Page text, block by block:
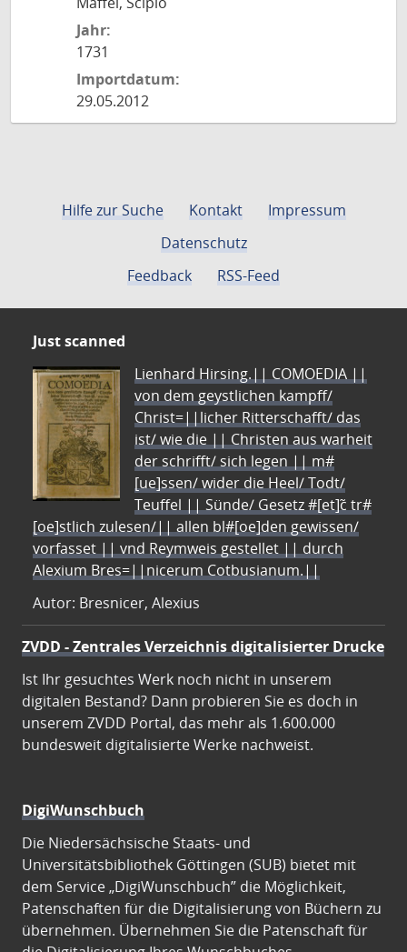
Jahr:
1731
Importdatum:
29.05.2012
Hilfe zur Suche Kontakt
Impressum
Datenschutz
Feedback
RSS-Feed
Just scanned
Lienhard Hirsing.|| COMOEDIA ||
von dem geystlichen kampff/
Christ=||licher Ritterschafft/ das
ist/ wie die || Christen aus warheit
der schrifft/ sich legen || m#
[ue]ssen/ wider die Heel/ Todt/
Teuffel || Sünde/ Gesetz #[et]c̃ tr#
[oe]stlich zulesen/|| allen bl#[oe]den gewissen/
vorfasset || vnd Reymweis gestellet || durch
Alexium Bres=||nicerum Cotbusianum.||
Autor: Bresnicer, Alexius
ZVDD - Zentrales Verzeichnis digitalisierter Drucke
Ist Ihr gesuchtes Werk noch nicht in unserem
digitalen Bestand? Dann probieren Sie es doch in
unserem ZVDD Portal, das mehr als 1.600.000
bundesweit digitalisierte Werke nachweist.
DigiWunschbuch
Die Niedersächsische Staats- und
Universitätsbibliothek Göttingen (SUB) bietet mit
dem Service „DigiWunschbuch” die Möglichkeit,
Patenschaften für die Digitalisierung von Büchern zu
übernehmen. Übernehmen Sie die Patenschaft für